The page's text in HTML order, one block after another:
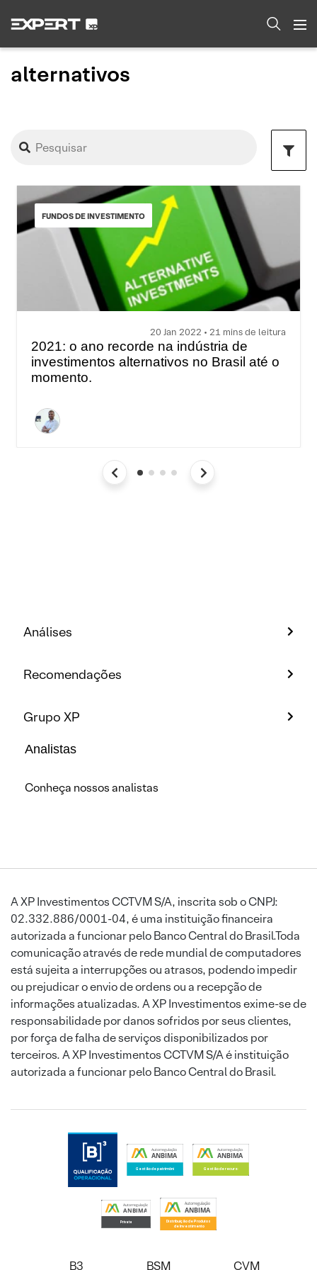
alternativos
FUNDOS DE INVESTIMENTO
20 Jan 2022 • 21 mins de leitura
2021: o ano recorde na indústria de
investimentos alternativos no Brasil até o
momento.
Análises
Recomendações
Grupo XP
Analistas
Conheça nossos analistas
A XP Investimentos CCTVM S/A, inscrita sob o CNPJ:
02.332.886/0001-04, é uma instituição financeira
autorizada a funcionar pelo Banco Central do Brasil.Toda
comunicação através de rede mundial de computadores
está sujeita a interrupções ou atrasos, podendo impedir
ou prejudicar o envio de ordens ou a recepção de
informações atualizadas. A XP Investimentos exime-se de
responsabilidade por danos sofridos por seus clientes,
por força de falha de serviços disponibilizados por
terceiros. A XP Investimentos CCTVM S/A é instituição
autorizada a funcionar pelo Banco Central do Brasil.
B3 BSM CVM